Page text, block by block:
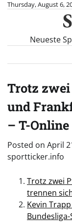
SkipThursday, August 6,
Neueste
Trotz
und
– T-Online
Posted on April
sportticker.info
Trotz zwei
trennen
Kevin